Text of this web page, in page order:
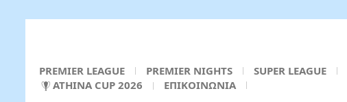
PREMIER LEAGUE PREMIER NIGHTS SUPER LEAGUE
ATHINA CUP 2026
ΕΠΙΚΟΙΝΩΝΙΑ